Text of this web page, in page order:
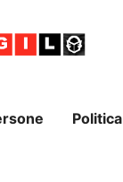
Politica